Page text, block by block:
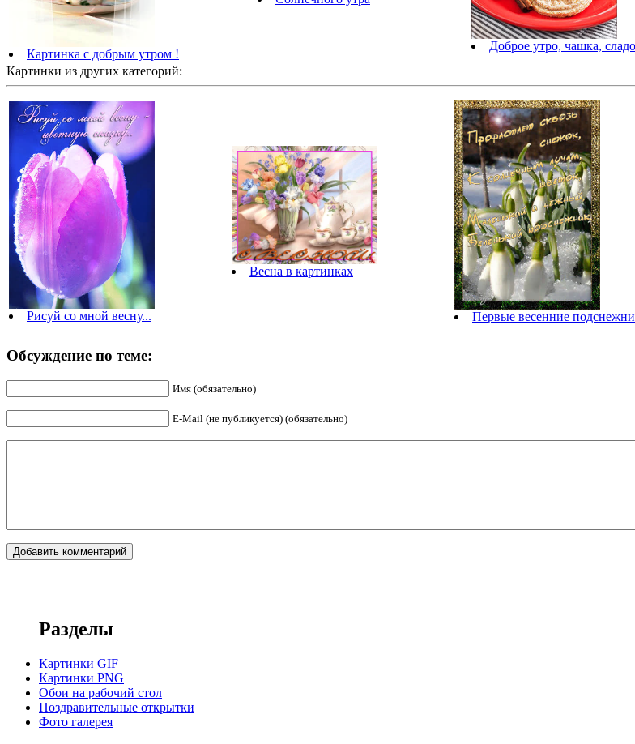
Картинка с добрым утром !
Доброе утро, чашка,
Картинки из других категорий:
Рисуй со мной весну...
Весна в картинках
Первые весенние
Обсуждение по теме:
Имя (обязательно)
E-Mail (не публикуется) (обязательно)
Разделы
Картинки GIF
Картинки PNG
Обои на рабочий стол
Поздравительные открытки
Фото галерея